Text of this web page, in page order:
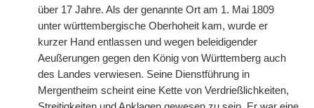
über 17 Jahre. Als der genannte Ort am 1. Mai 1809
unter württembergische Oberhoheit kam, wurde er
kurzer Hand entlassen und wegen beleidigender
Aeußerungen gegen den König von Württemberg auch
des Landes verwiesen. Seine Dienstführung in
Mergentheim scheint eine Kette von Verdrießlichkeiten,